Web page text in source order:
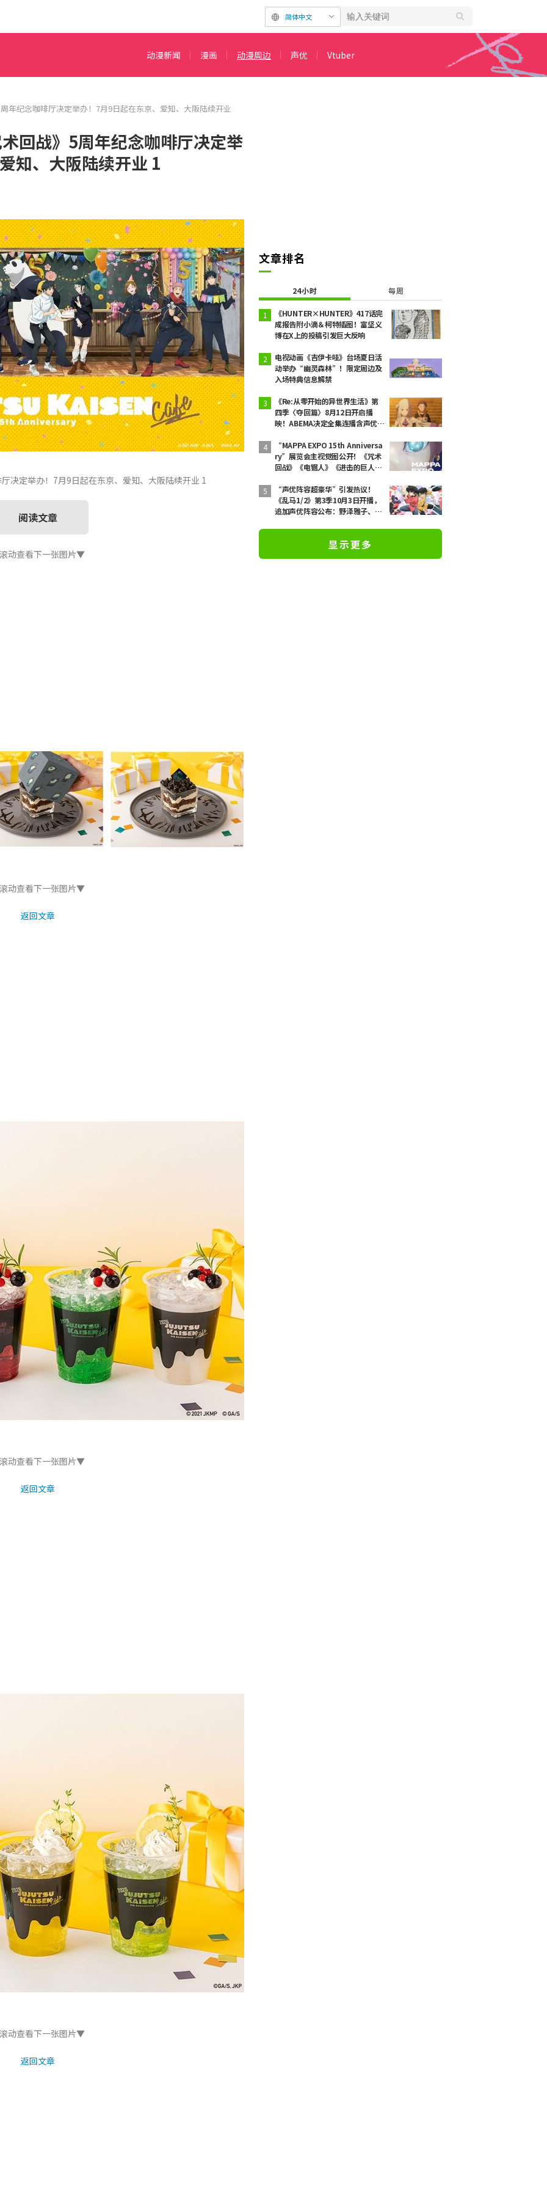
简体中文
动漫新闻 漫画 动漫周边 声优 Vtuber
年纪念咖啡厅决定举办！7月9日起在东京、爱知、大阪陆续开业
回战》5周年纪念咖啡厅决定举
知、大阪陆续开业 1
决定举办！7月9日起在东京、爱知、大阪陆续开业 1
阅读文章
动查看下一张图片▼
动查看下一张图片▼
返回文章
动查看下一张图片▼
返回文章
动查看下一张图片▼
返回文章
文章排名
24小时 每周
《HUNTER×HUNTER》417话完
成报告附小滴＆柯特插图！富坚义
博在X上的投稿引发巨大反响
电视动画《吉伊卡哇》台场夏日活
动举办“幽灵森林”！限定周边及
入场特典信息解禁
《Re:从零开始的异世界生活》第
四季〈夺回篇〉8月12日开启播
映！ABEMA决定全集连播含声优副
“MAPPA EXPO 15th Anniversa
ry”展览会主视觉图公开！《咒术
回战》《电锯人》《进击的巨人》
“声优阵容超豪华”引发热议！
《乱马1/2》第3季10月3日开播，
追加声优阵容公布：野泽雅子、福
显示更多